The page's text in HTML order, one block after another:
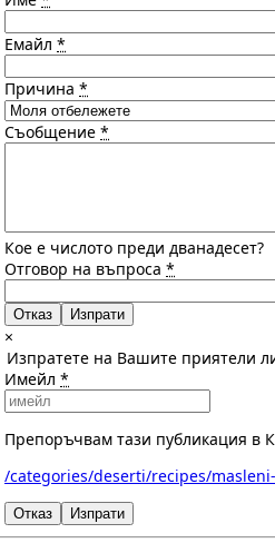
Емайл *
Причина *
Съобщение *
Кое е числото преди дванадесет?
Отговор на въпроса *
Отказ
×
Изпратете на Вашите приятели
Имейл *
Препоръчвам тази публикация в
/categories/deserti/recipes/
Отказ Изпрати